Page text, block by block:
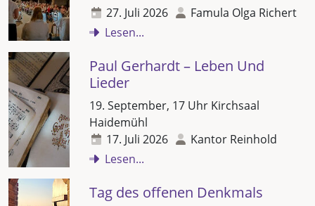
27. Juli 2026
Famula Olga Richert
Lesen...
Paul Gerhardt – Leben Und
Lieder
19. September, 17 Uhr Kirchsaal
Haidemühl
17. Juli 2026
Kantor Reinhold
Lesen...
Tag des offenen Denkmals